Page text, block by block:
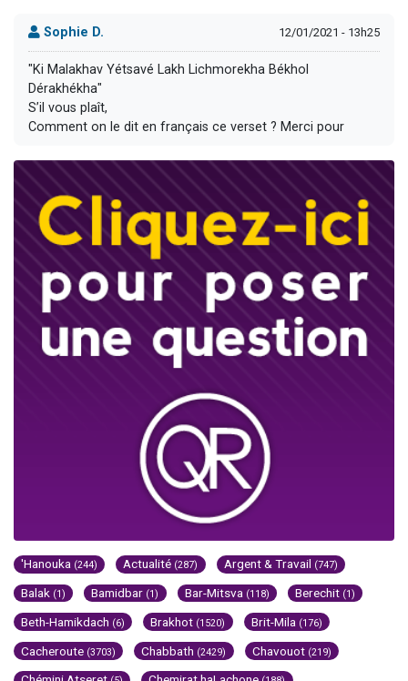
Sophie D. 12/01/2021 - 13h25
"Ki Malakhav Yétsavé Lakh Lichmorekha Békhol
Dérakhékha"
S’il vous plaît,
Comment on le dit en français ce verset ? Merci pour
'Hanouka (244) Actualité (287) Argent & Travail (747)
Balak (1) Bamidbar (1) Bar-Mitsva (118) Berechit (1)
Beth-Hamikdach (6) Brakhot (1520) Brit-Mila (176)
Cacheroute (3703) Chabbath (2429) Chavouot (219)